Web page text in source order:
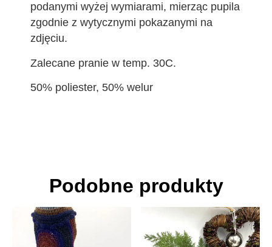
podanymi wyżej wymiarami, mierząc pupila
zgodnie z wytycznymi pokazanymi na
zdjęciu.
Zalecane pranie w temp. 30C.
50% poliester, 50% welur
Podobne produkty